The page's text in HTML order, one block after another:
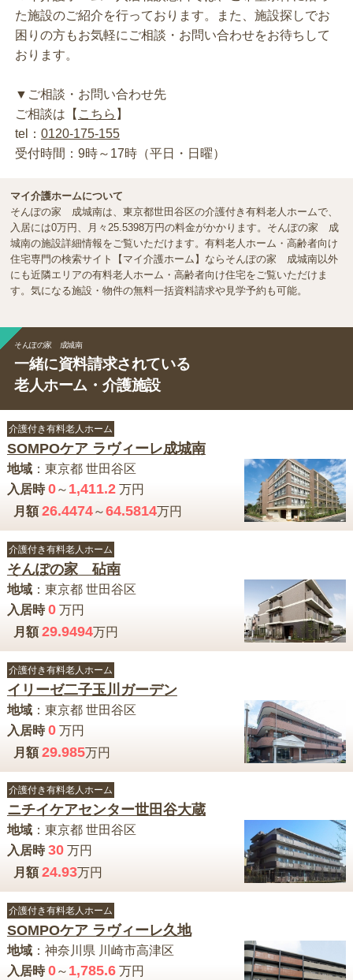
た施設のご紹介を行っております。また、施設探しでお
困りの方もお気軽にご相談・お問い合わせをお待ちして
おります。
▼ご相談・お問い合わせ先
ご相談は【 こちら 】
tel： 0120-175-155
受付時間：9時～17時（平日・日曜）
マイ介護ホームについて
そんぽの家 成城南は、東京都世田谷区の介護付き有料老人ホームで、
入居には0万円、月々25.5398万円の料金がかかります。そんぽの家 成
城南の施設詳細情報をご覧いただけます。有料老人ホーム・高齢者向け
住宅専門の検索サイト【マイ介護ホーム】ならそんぽの家 成城南以外
にも近隣エリアの有料老人ホーム・高齢者向け住宅をご覧いただけま
す。気になる施設・物件の無料一括資料請求や見学予約も可能。
そんぽの家 成城南
一緒に資料請求されている
老人ホーム・介護施設
介護付き有料老人ホーム
SOMPOケア ラヴィーレ成城南
地域： 東京都 世田谷区
入居時 0～ 1,411.2万円
月額 26.4474～64.5814万円
介護付き有料老人ホーム
そんぽの家 砧南
地域： 東京都 世田谷区
入居時 0万円
月額 29.9494万円
介護付き有料老人ホーム
イリーゼ二子玉川ガーデン
地域： 東京都 世田谷区
入居時 0万円
月額 29.985万円
介護付き有料老人ホーム
ニチイケアセンター世田谷大蔵
地域： 東京都 世田谷区
入居時 30万円
月額 24.93万円
介護付き有料老人ホーム
SOMPOケア ラヴィーレ久地
地域： 神奈川県 川崎市高津区
入居時 0～ 1,785.6万円